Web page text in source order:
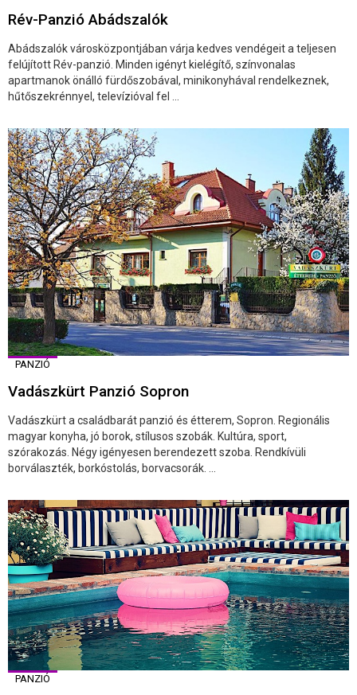
Rév-Panzió Abádszalók
Abádszalók városközpontjában várja kedves vendégeit a teljesen
felújított Rév-panzió. Minden igényt kielégítő, színvonalas
apartmanok önálló fürdőszobával, minikonyhával rendelkeznek,
hűtőszekrénnyel, televízióval fel ...
PANZIÓ
Vadászkürt Panzió Sopron
Vadászkürt a családbarát panzió és étterem, Sopron. Regionális
magyar konyha, jó borok, stílusos szobák. Kultúra, sport,
szórakozás. Négy igényesen berendezett szoba. Rendkívüli
borválaszték, borkóstolás, borvacsorák. ...
PANZIÓ